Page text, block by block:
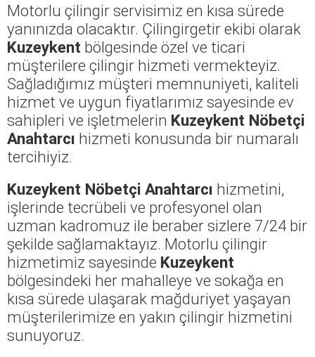
Motorlu çilingir servisimiz en kısa sürede
yanınızda olacaktır. Çilingirgetir ekibi olarak
Kuzeykent bölgesinde özel ve ticari
müşterilere çilingir hizmeti vermekteyiz.
Sağladığımız müşteri memnuniyeti, kaliteli
hizmet ve uygun fiyatlarımız sayesinde ev
sahipleri ve işletmelerin Kuzeykent Nöbetçi
Anahtarcı hizmeti konusunda bir numaralı
tercihiyiz.
Kuzeykent Nöbetçi Anahtarcı hizmetini,
işlerinde tecrübeli ve profesyonel olan
uzman kadromuz ile beraber sizlere 7/24 bir
şekilde sağlamaktayız. Motorlu çilingir
hizmetimiz sayesinde Kuzeykent
bölgesindeki her mahalleye ve sokağa en
kısa sürede ulaşarak mağduriyet yaşayan
müşterilerimize en yakın çilingir hizmetini
sunuyoruz.